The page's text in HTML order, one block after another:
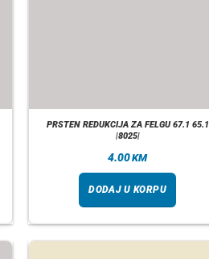
PRSTEN REDUKCIJA ZA FELGU 67.1 65.1
|8025|
4.00KM
DODAJ U KORPU